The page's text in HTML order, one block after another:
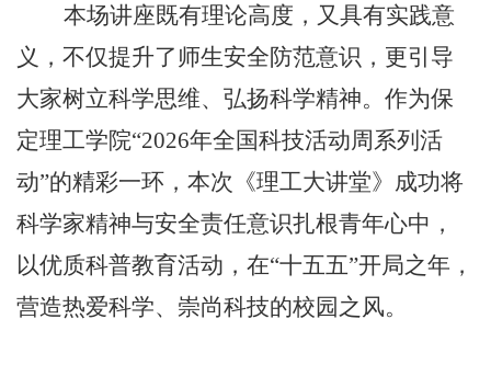
本场讲座既有理论高度，又具有实践意
义，不仅提升了师生安全防范意识，更引导
大家树立科学思维、弘扬科学精神。作为保
定理工学院“2026年全国科技活动周系列活
动”的精彩一环，本次《理工大讲堂》成功将
科学家精神与安全责任意识扎根青年心中，
以优质科普教育活动，在“十五五”开局之年，
营造热爱科学、崇尚科技的校园之风。